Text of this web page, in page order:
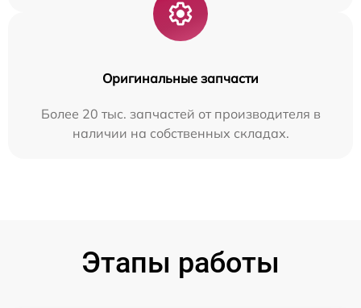
Оригинальные запчасти
Более 20 тыс. запчастей от производителя в
наличии на собственных складах.
Этапы работы